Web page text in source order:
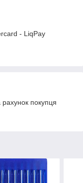
- LiqPay
покупця